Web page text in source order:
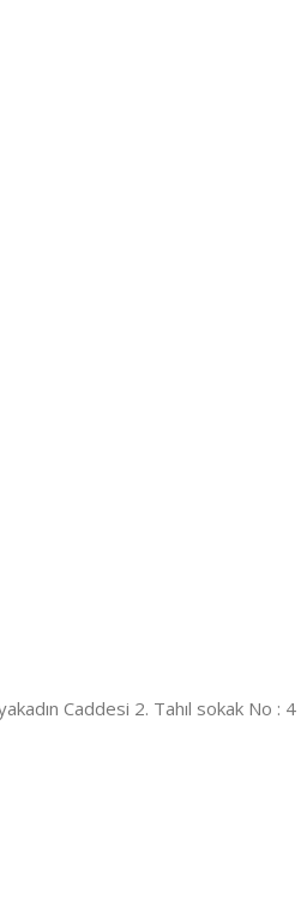
Caddesi 2. Tahıl sokak No : 4